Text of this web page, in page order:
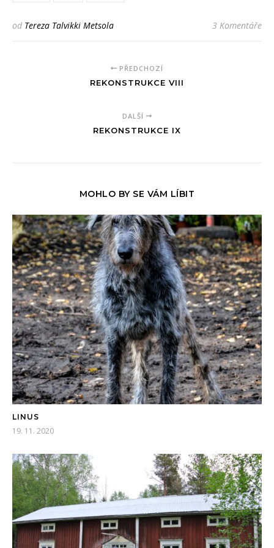
od Tereza Talvikki Metsola 3 Komentáře
PŘEDCHOZÍ
REKONSTRUKCE VIII
DALŠÍ
REKONSTRUKCE IX
MOHLO BY SE VÁM LÍBIT
LINUS
19. 11. 2020